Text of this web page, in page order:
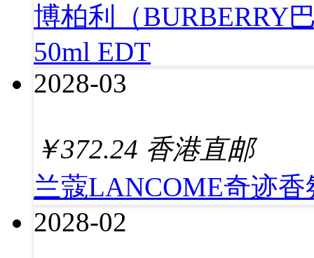
博柏利（BURBERRY
50ml EDT
2028-03
￥372.24 香港直邮
兰蔻LANCOME奇迹
2028-02